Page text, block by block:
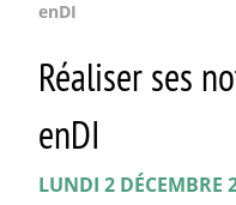
enDI
Réaliser ses
enDI
LUNDI 2 DÉCEMBRE